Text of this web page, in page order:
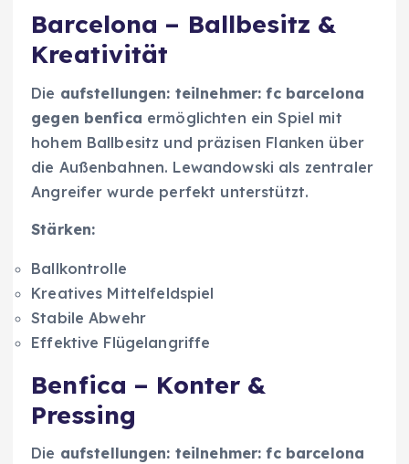
Barcelona – Ballbesitz &
Kreativität
Die aufstellungen: teilnehmer: fc barcelona
gegen benfica ermöglichten ein Spiel mit
hohem Ballbesitz und präzisen Flanken über
die Außenbahnen. Lewandowski als zentraler
Angreifer wurde perfekt unterstützt.
Stärken:
Ballkontrolle
Kreatives Mittelfeldspiel
Stabile Abwehr
Effektive Flügelangriffe
Benfica – Konter &
Pressing
Die aufstellungen: teilnehmer: fc barcelona